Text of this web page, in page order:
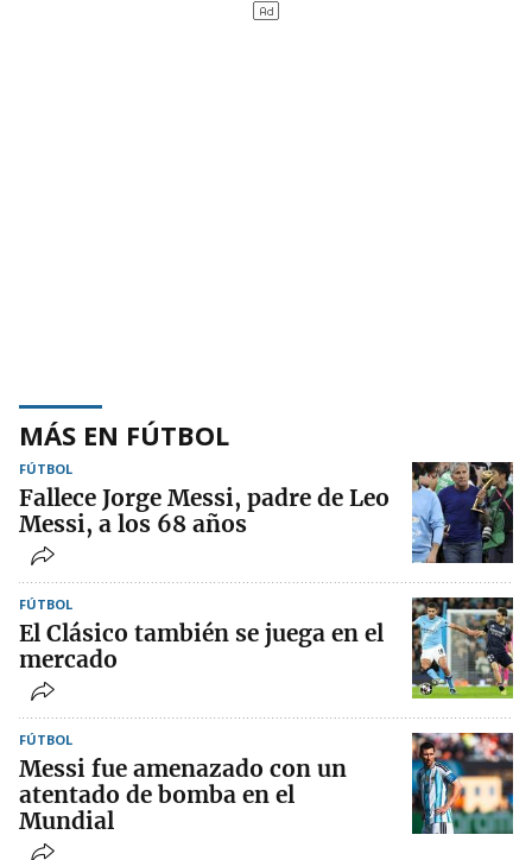
MÁS EN FÚTBOL
FÚTBOL
Fallece Jorge Messi, padre de Leo
Messi, a los 68 años
FÚTBOL
El Clásico también se juega en el
mercado
FÚTBOL
Messi fue amenazado con un
atentado de bomba en el
Mundial